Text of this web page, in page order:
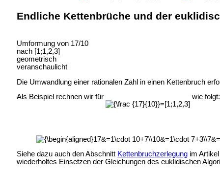
Endliche Kettenbrüche und der
Umformung von 17/10
nach [1;1,2,3]
geometrisch
veranschaulicht
Die Umwandlung einer rationalen Zahl in einen Kettenbruch
Als Beispiel rechnen wir für
wie folgt:
Siehe dazu auch den Abschnitt Kettenbruchzerlegungim Artikel
wiederholtes Einsetzen der Gleichungen des euklidischen